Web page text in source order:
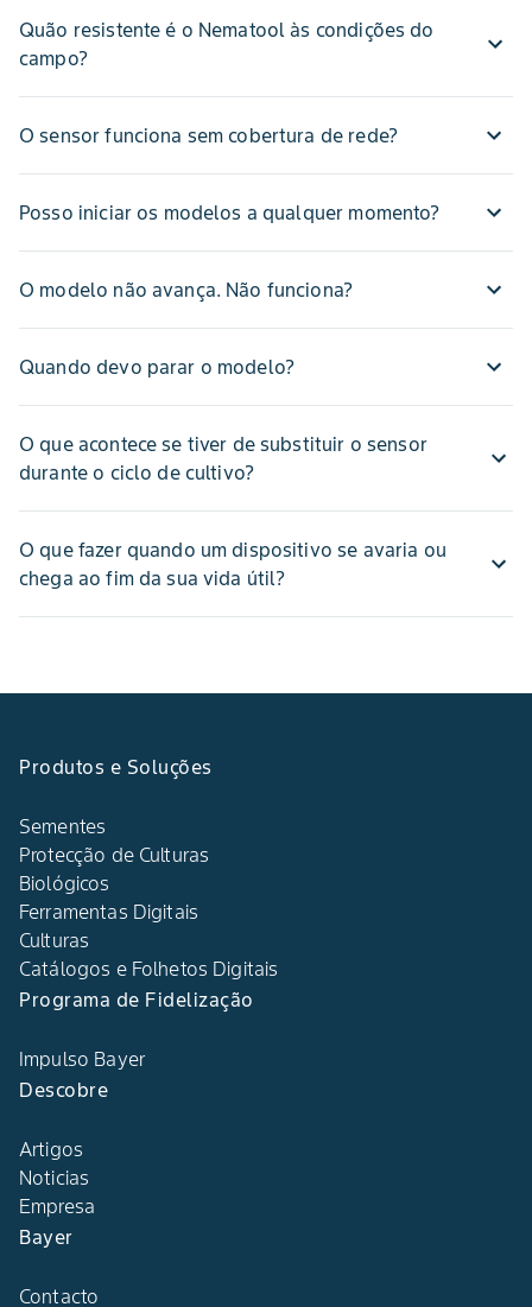
Quão resistente é o Nematool às condições do
campo?
O sensor funciona sem cobertura de rede?
Posso iniciar os modelos a qualquer momento?
O modelo não avança. Não funciona?
Quando devo parar o modelo?
O que acontece se tiver de substituir o sensor
durante o ciclo de cultivo?
O que fazer quando um dispositivo se avaria ou
chega ao fim da sua vida útil?
Produtos e Soluções
Sementes
Protecção de Culturas
Biológicos
Ferramentas Digitais
Culturas
Catálogos e Folhetos Digitais
Programa de Fidelização
Impulso Bayer
Descobre
Artigos
Noticias
Empresa
Bayer
Contacto